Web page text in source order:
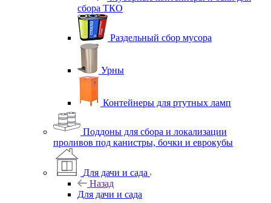
сбора ТКО
Раздельный сбор мусора
Урны
Контейнеры для ртутных ламп
Поддоны для сбора и локализации
проливов под канистры, бочки и еврокубы
Для дачи и сада
Назад
Для дачи и сада